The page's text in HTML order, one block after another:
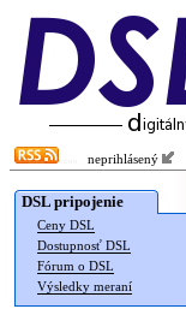
neprihlásený
DSL pripojenie
Ceny DSL
Dostupnosť DSL
Fórum o DSL
Výsledky meraní